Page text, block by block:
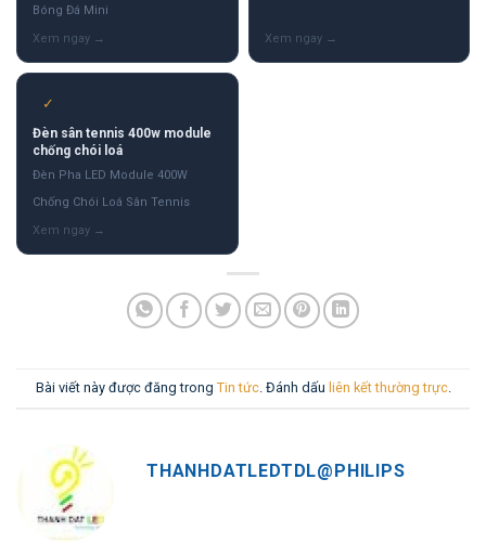
Bóng Đá Mini
✓
Đèn sân tennis 400w module
chống chói loá
Đèn Pha LED Module 400W
Chống Chói Loá Sân Tennis
Bài viết này được đăng trong Tin tức. Đánh dấu liên kết thường trực.
THANHDATLEDTDL@PHILIPS